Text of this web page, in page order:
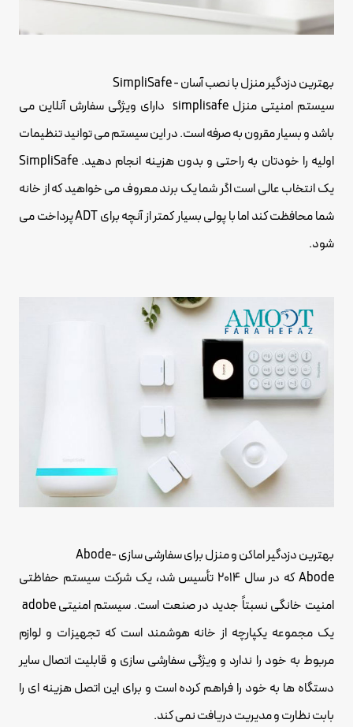
بهترین دزدگیر منزل با نصب آسان - SimpliSafe
سیستم امنیتی منزل simplisafe دارای ویژگی سفارش آنلاین می
باشد و بسیار مقرون به صرفه است. در این سیستم می توانید تنظیمات
اولیه را خودتان به راحتی و بدون هزینه انجام دهید. SimpliSafe
یک انتخاب عالی است اگر شما یک برند معروف می خواهید که از خانه
شما محافظت کند اما با پولی بسیار کمتر از آنچه برای ADT پرداخت می
شود.
بهترین دزدگیر اماکن و منزل برای سفارشی سازی -Abode
Abode که در سال 2014 تأسیس شد، یک شرکت سیستم حفاظتی
یک مجموعه یکپارچه از خانه هوشمند است که تجهیزات و لوازم
مربوط به خود را ندارد و ویژگی سفارشی سازی و قابلیت اتصال سایر
دستگاه ها به خود را فراهم کرده است و برای این اتصل هزینه ای را
بابت نظارت و مدیریت دریافت نمی کند.